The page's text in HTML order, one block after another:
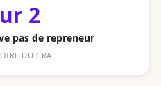
2
pas de repreneur
DU CRA